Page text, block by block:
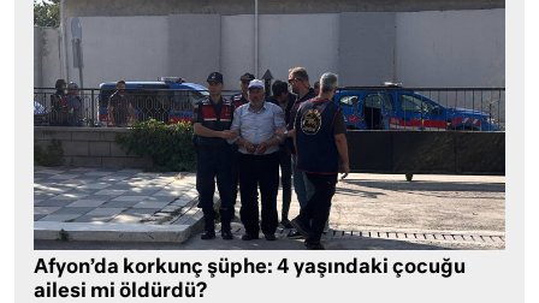
Afyon’da korkunç şüphe: 4 yaşındaki çocuğu
ailesi mi öldürdü?